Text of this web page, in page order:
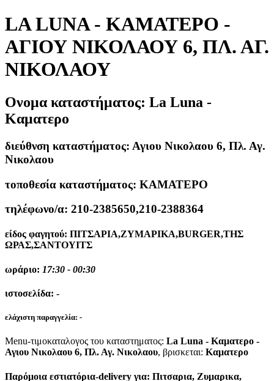
LA LUNA - ΚΑΜΑΤΕΡΟ -
ΑΓΙΟΥ ΝΙΚΟΛΑΟΥ 6, ΠΛ. ΑΓ.
ΝΙΚΟΛΑΟΥ
Ονομα καταστήματος: La Luna -
Καματερο
διεύθνση καταστήματος: Αγιου Νικολαου 6, Πλ. Αγ.
Νικολαου
τοποθεσία καταστήματος: ΚΑΜΑΤΕΡΟ
τηλέφωνο/α: 210-2385650,210-2388364
είδος φαγητού: ΠΙΤΣΑΡΙΑ,ΖΥΜΑΡΙΚΑ,BURGER,ΤΗΣ
ΩΡΑΣ,ΣΑΝΤΟΥΙΤΣ
ωράριο: 17:30 - 00:30
ιστοσελίδα: -
ελάχιστη παραγγελία: -
Menu-τιμοκαταλογος του καταστηματος: La Luna - Καματερο -
Αγιου Νικολαου 6, Πλ. Αγ. Νικολαου, βρισκεται: Καματερο
Παρόμοια εστιατόρια-delivery για: Πιτσαρια, Ζυμαρικα,